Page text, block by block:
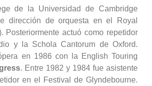
de la Universidad de Cambridge
dirección de orquesta en el Royal
Posteriormente actuó como repetidor
y la Schola Cantorum de Oxford.
en 1986 con la English Touring
. Entre 1982 y 1984 fue asistente
en el Festival de Glyndebourne.